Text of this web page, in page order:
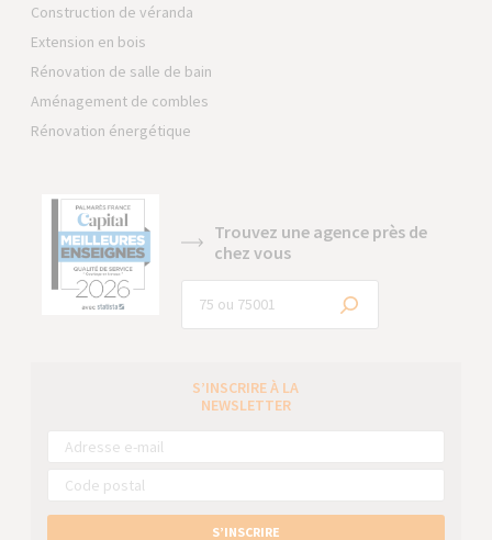
Construction de véranda
Extension en bois
Rénovation de salle de bain
Aménagement de combles
Rénovation énergétique
Trouvez une agence près de
chez vous
S’INSCRIRE À LA
NEWSLETTER
S’INSCRIRE